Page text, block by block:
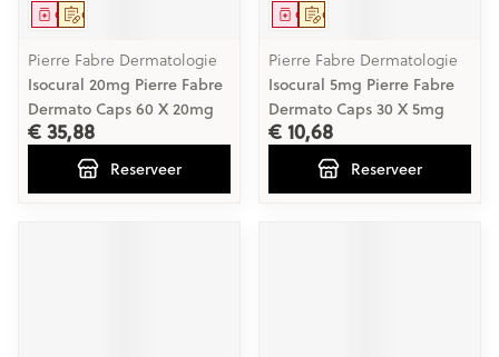
Op voorschrift
Geneesmiddel
Pierre Fabre Dermatologie
Isocural 20mg Pierre Fabre
Dermato Caps 60 X 20mg
€ 35,88
Reserveer
Op voorschrift
Geneesmiddel
Pierre Fabre Dermatologie
Isocural 5mg Pierre Fabre
Dermato Caps 30 X 5mg
€ 10,68
Reserveer